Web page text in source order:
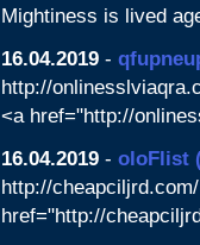
Mightiness is lived
16.04.2019 -
http://
<a href="http://
16.04.2019 - oloFlist
http://
href="http://